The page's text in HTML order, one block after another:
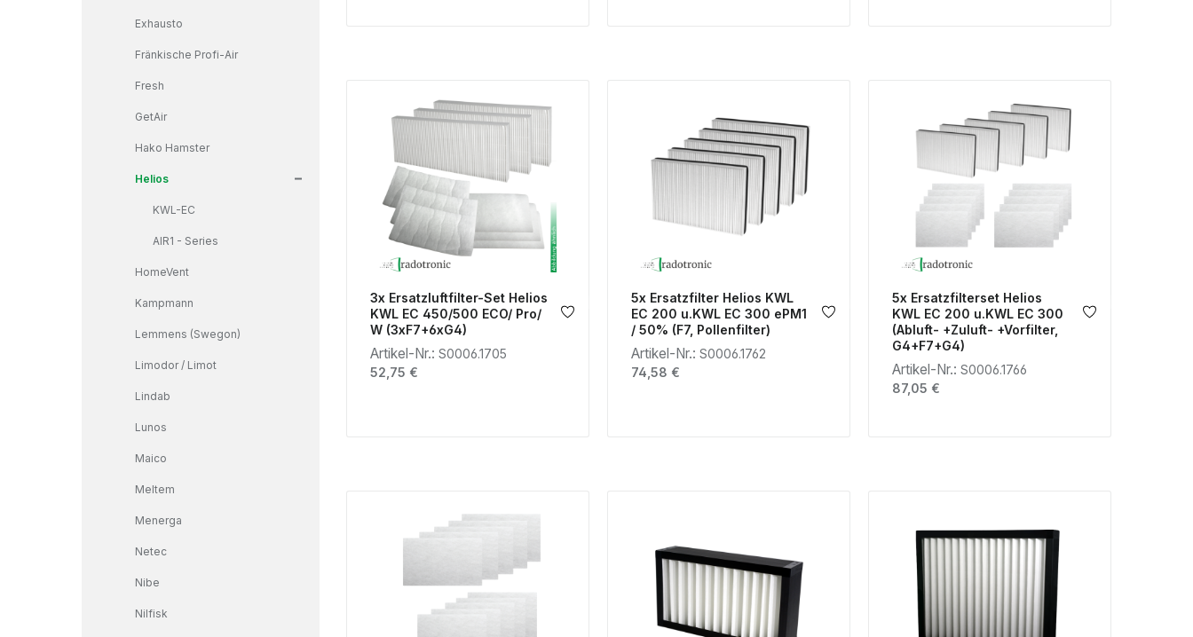
Exhausto
Fränkische Profi-Air
Fresh
GetAir
Hako Hamster
Helios
KWL-EC
AIR1 - Series
HomeVent
Kampmann
Lemmens (Swegon)
Limodor / Limot
Lindab
Lunos
Maico
Meltem
Menerga
Netec
Nibe
Nilfisk
3x Ersatzluftfilter-Set Helios
KWL EC 450/500 ECO/ Pro/
W (3xF7+6xG4)
Artikel-Nr.: S0006.1705
Regulärer Preis:
52,75 €
5x Ersatzfilter Helios KWL
EC 200 u.KWL EC 300 ePM1
/ 50% (F7, Pollenfilter)
Artikel-Nr.: S0006.1762
Regulärer Preis:
74,58 €
5x Ersatzfilterset Helios
KWL EC 200 u.KWL EC 300
(Abluft- +Zuluft- +Vorfilter,
G4+F7+G4)
Artikel-Nr.: S0006.1766
Regulärer Preis:
87,05 €